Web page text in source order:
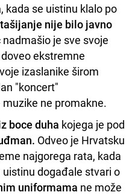
, kada se uistinu klalo po
nije bilo javno
je sve svoje
ekstremne
izaslanike širom
"koncert"
ne promakne.
boce duha kojega je pod
Odveo je Hrvatsku
najgorega rata, kada
događale stvari o
uniformama ne može